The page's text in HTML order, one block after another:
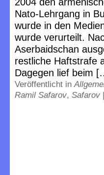
Nato-Lehrgang in
wurde in den
wurde verurteilt.
Aserbaidschan
restliche Haftstrafe
Dagegen lief beim
Veröffentlicht in
Ramil Safarov, Safarov |